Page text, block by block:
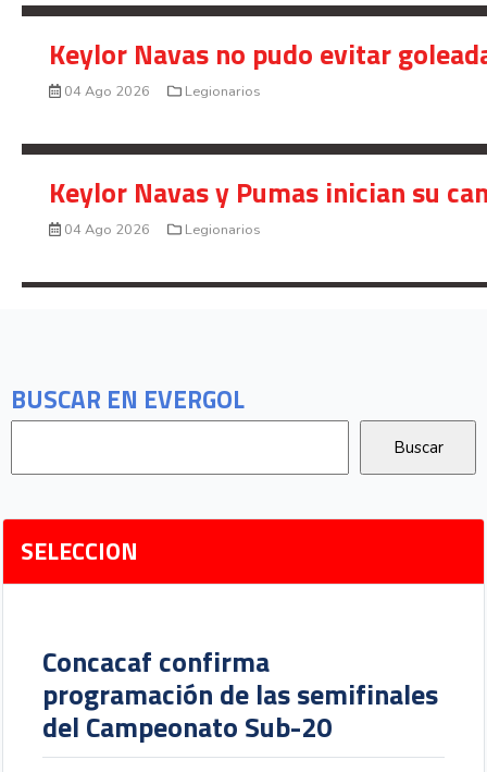
BUSCAR EN EVERGOL
SELECCION
Concacaf confirma
programación de las semifinales
del Campeonato Sub-20
Keylor Navas no pudo evitar
04 Ago 2026 Legionarios
Keylor Navas y Pumas inician su
04 Ago 2026 Legionarios